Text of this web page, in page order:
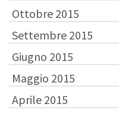
Ottobre 2015
Settembre 2015
Giugno 2015
Maggio 2015
Aprile 2015